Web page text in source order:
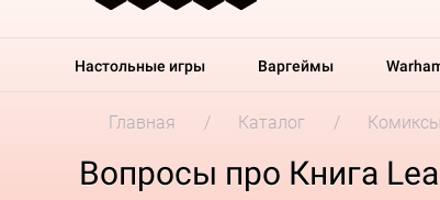
Настольные игры Варгеймы
Главная Каталог
Вопросы про Книга